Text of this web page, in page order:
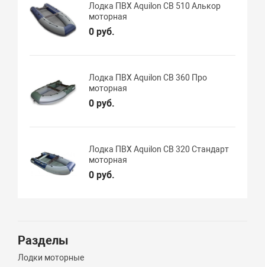
Лодка ПВХ Aquilon CB 510 Алькор
моторная
0 руб.
Лодка ПВХ Aquilon CB 360 Про
моторная
0 руб.
Лодка ПВХ Aquilon CB 320 Стандарт
моторная
0 руб.
Разделы
Лодки моторные